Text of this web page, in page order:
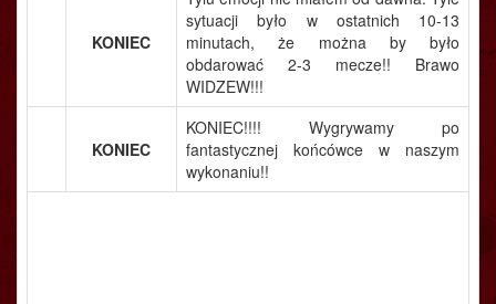
KONIEC
sytuacji było w ostatnich 10-13
minutach, że można by było
obdarować 2-3 mecze!! Brawo
WIDZEW!!!
KONIEC
KONIEC!!!! Wygrywamy po
fantastycznej końcówce w naszym
wykonaniu!!